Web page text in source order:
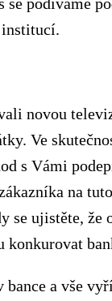
institucí.
novou
Ve
s Vámi
na
se ujistěte,
konkurovat
bance a vše